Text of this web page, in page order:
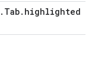
. Tab. highlighted